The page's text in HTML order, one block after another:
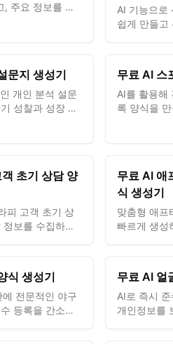
주요 정보를 수
AI 기능으로
쉽게 만들고
문지 생성기
개인 분석 설문
성찰과 성장 인
무료 AI 스
AI를 활용해
록 양식을
초기 상담 양
피 고객 초기 상
보를 수집하여
무료 AI 애
식 생성기
맞춤형 애프
빠르게 생성
식 생성기
전문적인 야구
등록을 간소화
무료 AI 얼
AI로 즉시
개인정보를